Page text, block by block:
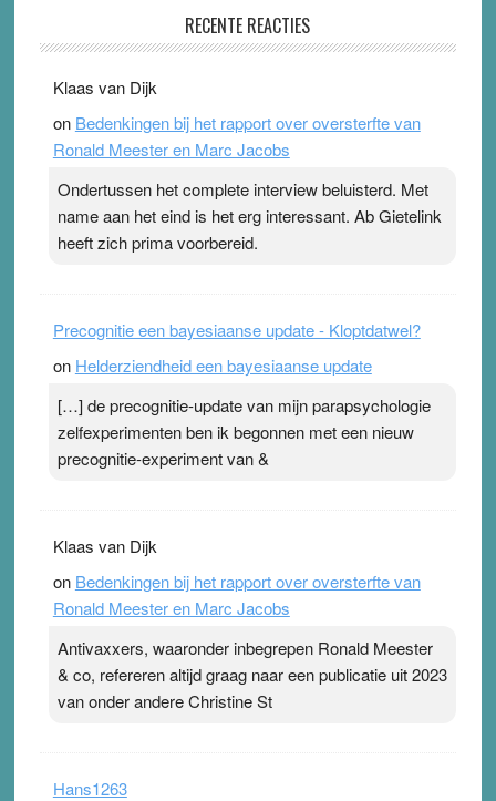
Ward van Beek
topsporters. Ze hopen ermee hun hartslag te verlagen
terwijl ze meer zuurstof opnemen. Daarop heeft zo’n
pleister geen effect. Maar het gevoel ‘makkelijker te
Pleisterplakkers in de topspsort ›[...]
RECENTE REACTIES
Klaas van Dijk
on Bedenkingen bij het rapport over oversterfte van
Ronald Meester en Marc Jacobs
Ondertussen het complete interview beluisterd. Met
name aan het eind is het erg interessant. Ab Gietelink
heeft zich prima voorbereid.
Precognitie een bayesiaanse update - Kloptdatwel?
on Helderziendheid een bayesiaanse update
[…] de precognitie-update van mijn parapsychologie
zelfexperimenten ben ik begonnen met een nieuw
precognitie-experiment van &
Klaas van Dijk
on Bedenkingen bij het rapport over oversterfte van
Ronald Meester en Marc Jacobs
Antivaxxers, waaronder inbegrepen Ronald Meester
& co, refereren altijd graag naar een publicatie uit 2023
van onder andere Christine St
Hans1263